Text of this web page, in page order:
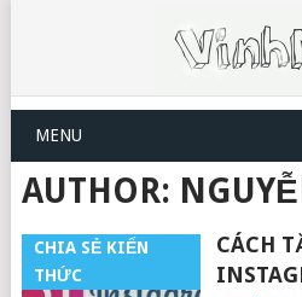
MENU
AUTHOR:
CHIA SẺ KIẾN
THỨC
CÁCH